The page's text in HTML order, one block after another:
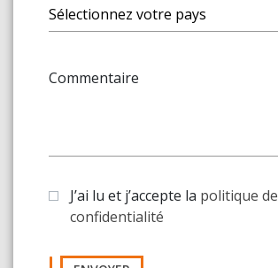
Commentaire
J’ai lu et j’accepte la politique de
confidentialité